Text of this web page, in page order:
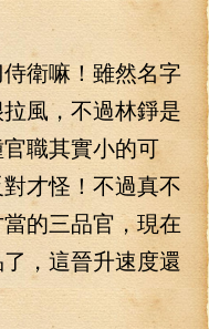
嘛！雖然名字
風，不過林錚是
職其實小的可
才怪！不過真不
的三品官，現在
，這晉升速度還